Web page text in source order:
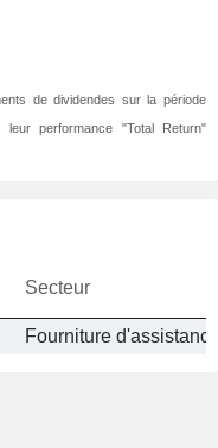
de dividendes sur la période
performance "Total Return"
Secteur